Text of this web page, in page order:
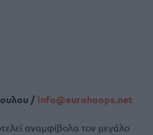
/ info@eurohoops.net
αναμφίβολα τον μεγάλο